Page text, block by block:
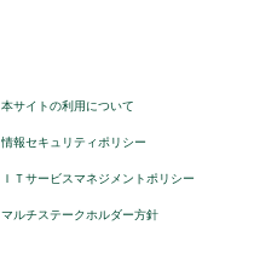
本サイトの利用について
情報セキュリティポリシー
ＩＴサービスマネジメントポリシー
マルチステークホルダー方針